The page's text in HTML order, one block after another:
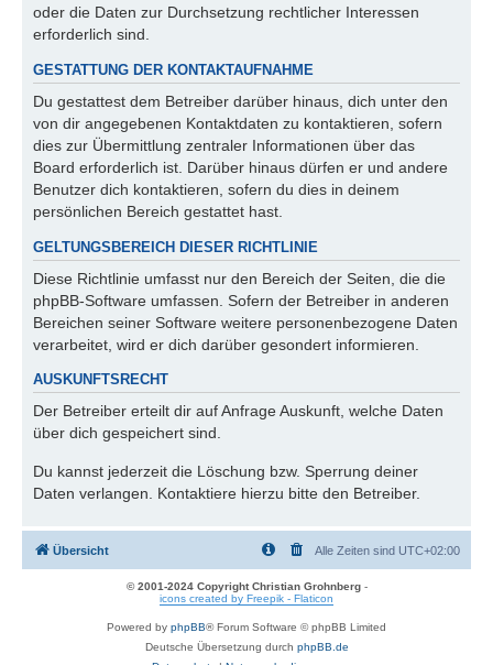
oder die Daten zur Durchsetzung rechtlicher Interessen
erforderlich sind.
GESTATTUNG DER KONTAKTAUFNAHME
Du gestattest dem Betreiber darüber hinaus, dich unter den
von dir angegebenen Kontaktdaten zu kontaktieren, sofern
dies zur Übermittlung zentraler Informationen über das
Board erforderlich ist. Darüber hinaus dürfen er und andere
Benutzer dich kontaktieren, sofern du dies in deinem
persönlichen Bereich gestattet hast.
GELTUNGSBEREICH DIESER RICHTLINIE
Diese Richtlinie umfasst nur den Bereich der Seiten, die die
phpBB-Software umfassen. Sofern der Betreiber in anderen
Bereichen seiner Software weitere personenbezogene Daten
verarbeitet, wird er dich darüber gesondert informieren.
AUSKUNFTSRECHT
Der Betreiber erteilt dir auf Anfrage Auskunft, welche Daten
über dich gespeichert sind.
Du kannst jederzeit die Löschung bzw. Sperrung deiner
Daten verlangen. Kontaktiere hierzu bitte den Betreiber.
Übersicht Alle Zeiten sind UTC+02:00
© 2001-2024 Copyright Christian Grohnberg-
icons created by Freepik - Flaticon
Powered by phpBB® Forum Software © phpBB Limited
Deutsche Übersetzung durch phpBB.de